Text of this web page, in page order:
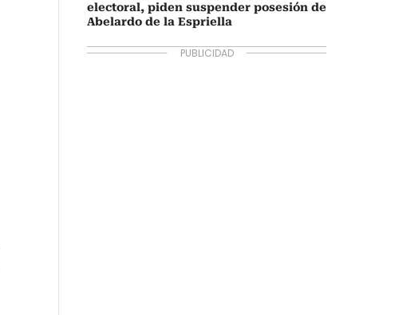
electoral, piden suspender posesión de
Abelardo de la Espriella